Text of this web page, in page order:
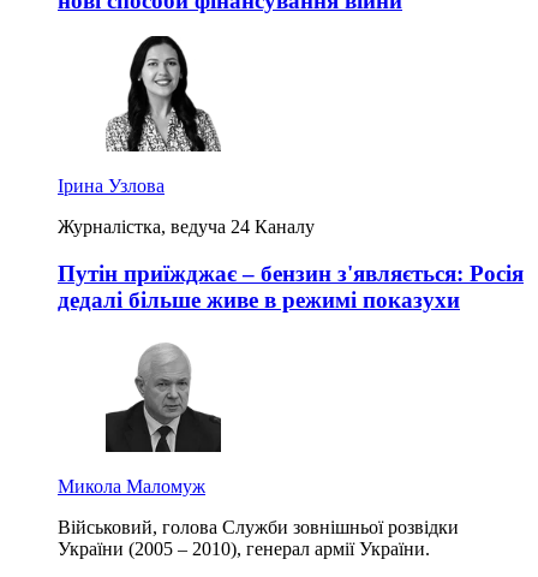
Ірина Узлова
Журналістка, ведуча 24 Каналу
Путін приїжджає – бензин з'являється: Росія
дедалі більше живе в режимі показухи
Микола Маломуж
Військовий, голова Служби зовнішньої розвідки
України (2005 – 2010), генерал армії України.